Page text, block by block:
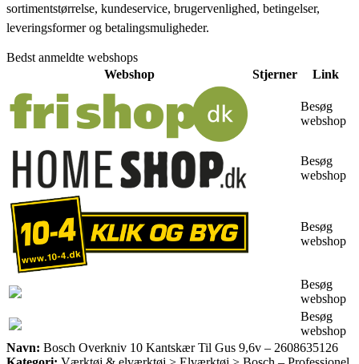
sortimentstørrelse, kundeservice, brugervenlighed, betingelser,
leveringsformer og betalingsmuligheder.
Bedst anmeldte webshops
Webshop
Stjerner Link
Besøg
webshop
Besøg
webshop
Besøg
webshop
Besøg
webshop
Besøg
webshop
Navn: Bosch Overkniv 10 Kantskær Til Gus 9,6v – 2608635126